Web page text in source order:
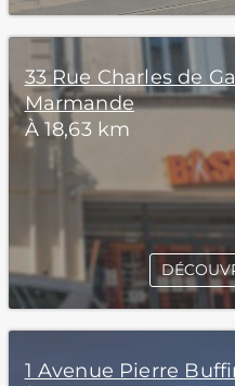
33 Rue Charles de
Marmande
À 18,63 km
1 Avenue Pierre